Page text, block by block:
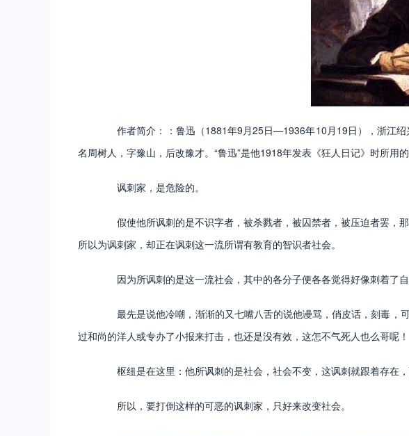
作者简介：：鲁迅（1881年9月25日—1936年10月19日），浙江绍
名周树人，字豫山，后改豫才。“鲁迅”是他1918年发表《狂人日记》时所用的
讽刺家，是危险的。
假使他所讽刺的是不识字者，被杀戮者，被囚禁者，被压迫者罢，
所以为讽刺家，却正在讽刺这一流所谓有教育的智识者社会。
因为所讽刺的是这一流社会，其中的各分子便各各觉得好像刺着了自
最先是说他冷嘲，渐渐的又七嘴八舌的说他谩骂，俏皮话，刻毒，
过和尚的洋人或专办了小报来打击，也还是没有效，这怎不气死人也么哥呢！
枢纽是在这里：他所讽刺的是社会，社会不变，这讽刺就跟着存在，
所以，要打倒这样的可恶的讽刺家，只好来改变社会。